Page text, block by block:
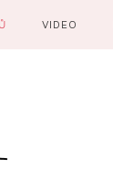
VIDEO